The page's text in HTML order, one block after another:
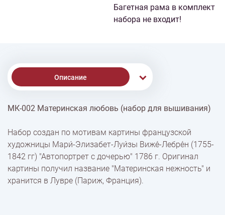
Багетная рама в комплект
набора не входит!
Описание
Доставка
Оплата
МК-002 Материнская любовь (набор для вышивания)
Набор создан по мотивам картины французской
художницы Мари́-Элизабет-Луи́зы Виже́-Лебре́н (1755-
1842 гг) "Автопортрет с дочерью" 1786 г. Оригинал
картины получил название "Материнская нежность" и
хранится в Лувре (Париж, Франция).